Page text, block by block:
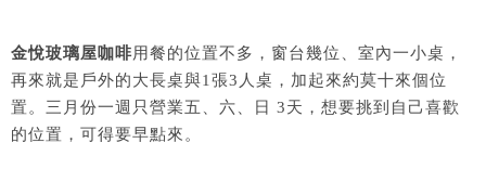
金悅玻璃屋咖啡用餐的位置不多，窗台幾位、室內一小桌，
再來就是戶外的大長桌與1張3人桌，加起來約莫十來個位
置。三月份一週只營業五、六、日 3天，想要挑到自己喜歡
的位置，可得要早點來。